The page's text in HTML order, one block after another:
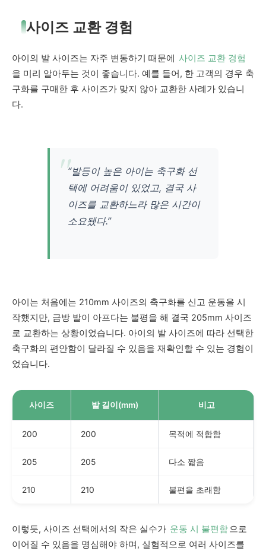
사이즈 교환 경험
아이의 발 사이즈는 자주 변동하기 때문에 사이즈 교환 경험
을 미리 알아두는 것이 좋습니다. 예를 들어, 한 고객의 경우 축
구화를 구매한 후 사이즈가 맞지 않아 교환한 사례가 있습니
다.
“발등이 높은 아이는 축구화 선
택에 어려움이 있었고, 결국 사
이즈를 교환하느라 많은 시간이
소요됐다.”
아이는 처음에는 210mm 사이즈의 축구화를 신고 운동을 시
작했지만, 금방 발이 아프다는 불평을 해 결국 205mm 사이즈
로 교환하는 상황이었습니다. 아이의 발 사이즈에 따라 선택한
축구화의 편안함이 달라질 수 있음을 재확인할 수 있는 경험이
었습니다.
사이즈 발 길이(mm) 비고
200 200 목적에 적합함
205 205 다소 짧음
210 210 불편을 초래함
이렇듯, 사이즈 선택에서의 작은 실수가 운동 시 불편함으로
이어질 수 있음을 명심해야 하며, 실험적으로 여러 사이즈를